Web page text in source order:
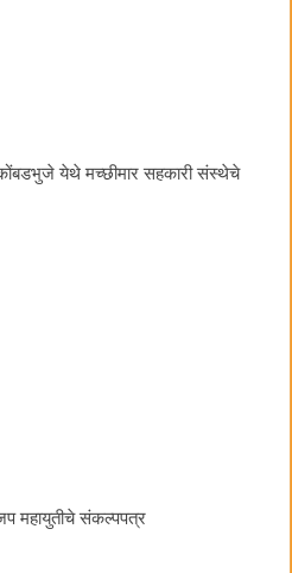
येथे मच्छीमार सहकारी संस्थेचे
महायुतीचे संकल्पपत्र